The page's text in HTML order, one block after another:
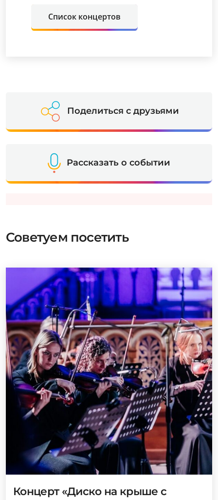
Список концертов
Поделиться с друзьями
Рассказать о событии
Советуем посетить
Концерт «Диско на крыше с